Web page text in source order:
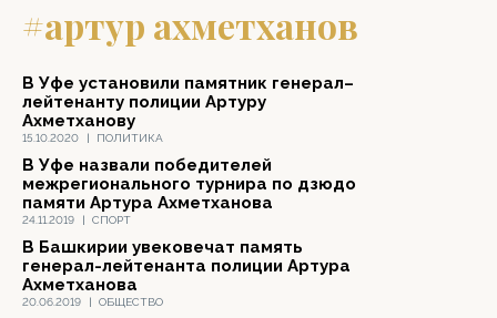
#артур ахметханов
15.10.2020 | ПОЛИТИКА
В Уфе установили памятник генерал–
лейтенанту полиции Артуру
Ахметханову
24.11.2019 | СПОРТ
В Уфе назвали победителей
межрегионального турнира по дзюдо
памяти Артура Ахметханова
20.06.2019 | ОБЩЕСТВО
В Башкирии увековечат память
генерал-лейтенанта полиции Артура
Ахметханова